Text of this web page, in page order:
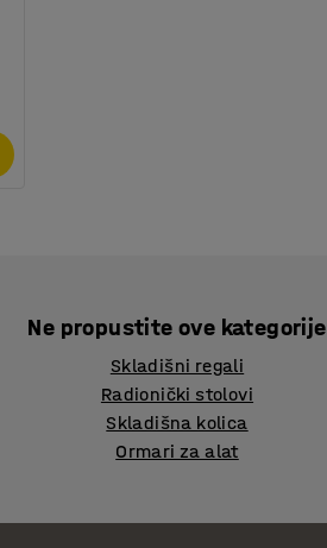
Ne propustite ove kategorije
Skladišni regali
Radionički stolovi
Skladišna kolica
Ormari za alat